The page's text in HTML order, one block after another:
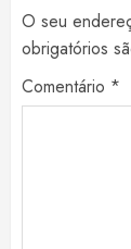
O seu
obrigatórios
Comentário *